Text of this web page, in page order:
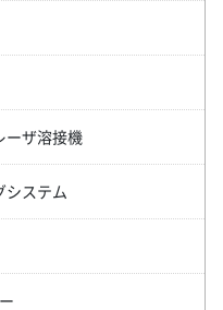
ーザ溶接機
システム